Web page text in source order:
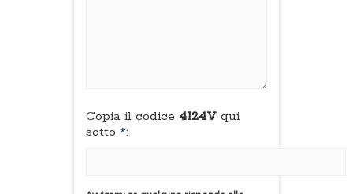
Copia il codice 4I24V qui
sotto *: